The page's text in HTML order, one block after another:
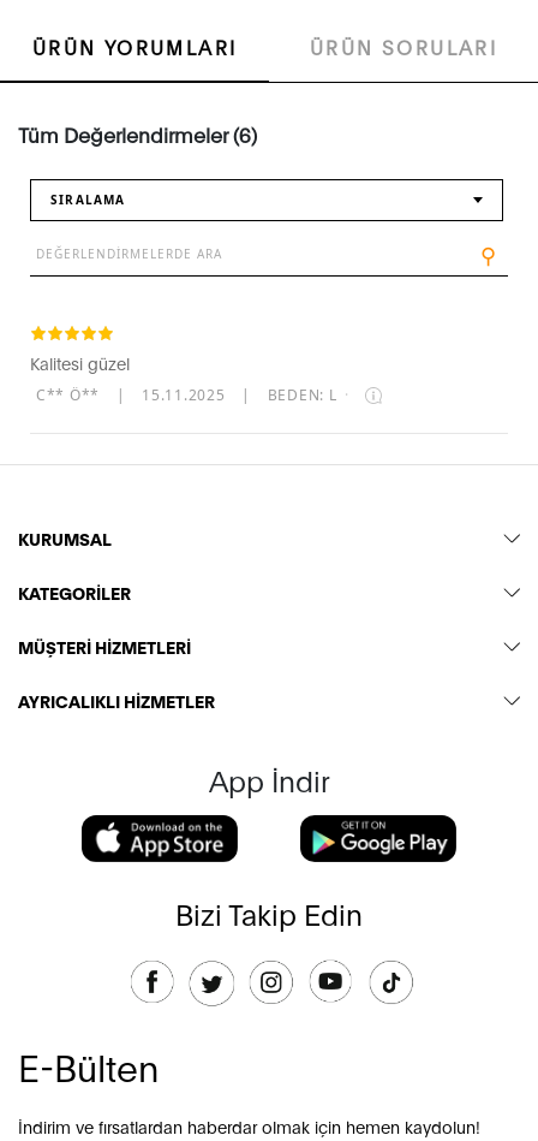
ÜRÜN YORUMLARI ÜRÜN SORULARI
Tüm Değerlendirmeler (6)
SIRALAMA
⚲
Kalitesi güzel
C** Ö** | 15.11.2025 | BEDEN: L ·
KURUMSAL
KATEGORİLER
MÜŞTERİ HİZMETLERİ
AYRICALIKLI HİZMETLER
App İndir
Bizi Takip Edin
E-Bülten
İndirim ve fırsatlardan haberdar olmak için hemen kaydolun!